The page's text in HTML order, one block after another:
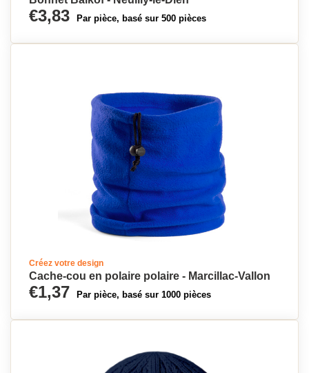
€3,83 Par pièce, basé sur 500 pièces
Créez votre design
Cache-cou en polaire polaire - Marcillac-Vallon
€1,37 Par pièce, basé sur 1000 pièces